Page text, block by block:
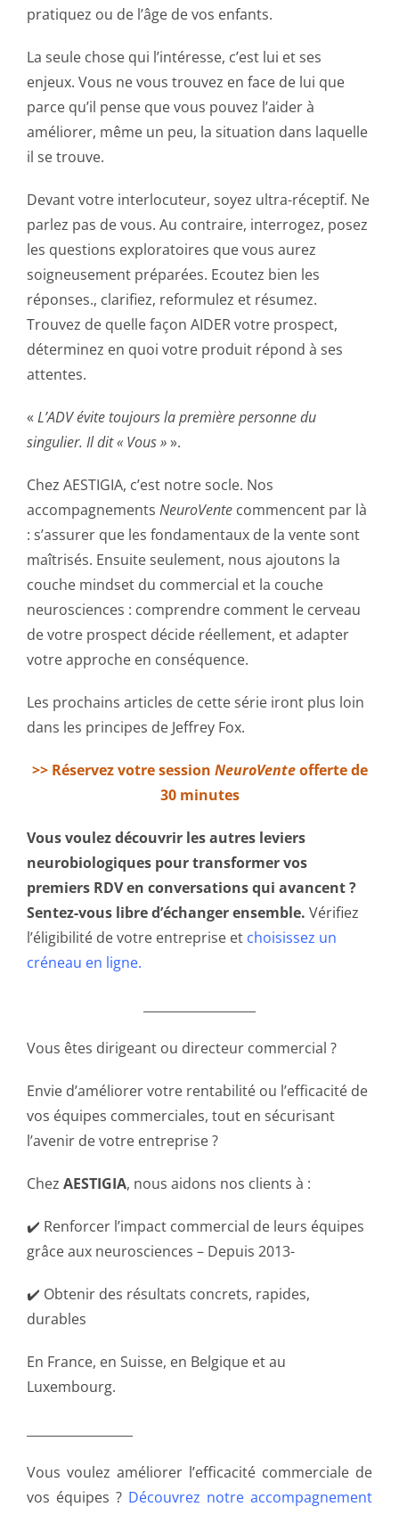
pratiquez ou de l’âge de vos enfants.
La seule chose qui l’intéresse, c’est lui et ses
enjeux. Vous ne vous trouvez en face de lui que
parce qu’il pense que vous pouvez l’aider à
améliorer, même un peu, la situation dans laquelle
il se trouve.
Devant votre interlocuteur, soyez ultra-réceptif. Ne
parlez pas de vous. Au contraire, interrogez, posez
les questions exploratoires que vous aurez
soigneusement préparées. Ecoutez bien les
réponses., clarifiez, reformulez et résumez.
Trouvez de quelle façon AIDER votre prospect,
déterminez en quoi votre produit répond à ses
attentes.
« L’ADV évite toujours la première personne du
singulier. Il dit « Vous »».
Chez AESTIGIA, c’est notre socle. Nos
accompagnements NeuroVente commencent par là
: s’assurer que les fondamentaux de la vente sont
maîtrisés. Ensuite seulement, nous ajoutons la
couche mindset du commercial et la couche
neurosciences : comprendre comment le cerveau
de votre prospect décide réellement, et adapter
votre approche en conséquence.
Les prochains articles de cette série iront plus loin
dans les principes de Jeffrey Fox.
>> Réservez votre session NeuroVenteofferte de
30 minutes
Vous voulez découvrir les autres leviers
neurobiologiques pour transformer vos
premiers RDV en conversations qui avancent ?
Sentez-vous libre d’échanger ensemble. Vérifiez
l’éligibilité de votre entreprise et choisissez un
créneau en ligne.
Vous êtes dirigeant ou directeur commercial ?
Envie d’améliorer votre rentabilité ou l’efficacité de
vos équipes commerciales, tout en sécurisant
l’avenir de votre entreprise ?
Chez AESTIGIA, nous aidons nos clients à :
✔️ Renforcer l’impact commercial de leurs équipes
grâce aux neurosciences – Depuis 2013-
✔️ Obtenir des résultats concrets, rapides,
durables
En France, en Suisse, en Belgique et au
Luxembourg.
Vous voulez améliorer l’efficacité commerciale de
vos équipes ? Découvrez notre accompagnement